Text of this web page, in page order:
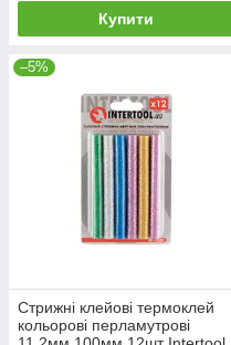
Купити
–5%
Стрижні клейові термоклей
кольорові перламутрові